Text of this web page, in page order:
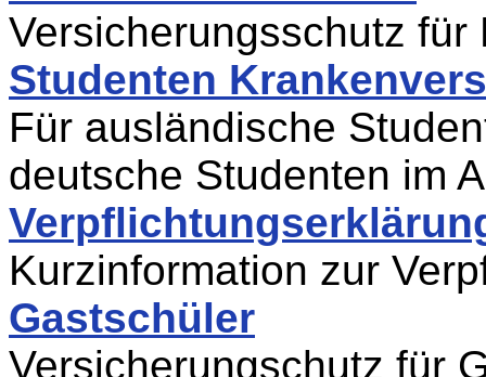
Versicherungsschutz
Studenten
Für ausländische
deutsche Studenten im
Kurzinformation zur
Gastschüler
Versicherungschutz für